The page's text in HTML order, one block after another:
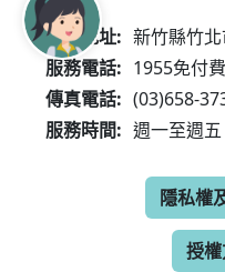
服務地址: 新竹縣竹
服務電話: 1955免付
傳真電話: (03)658-
服務時間: 週一至週五
隱私權
授